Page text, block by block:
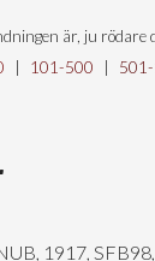
är, ju rödare
101-500
1917, SFB98,